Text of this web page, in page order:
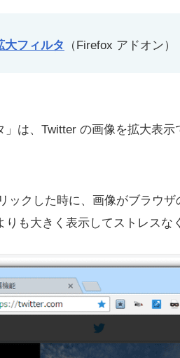
フィルタ （Firefox アドオン）
」は、Twitter の画像を拡大表
ックした時に、画像がブラウ
も大きく表示してストレスな